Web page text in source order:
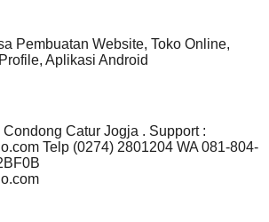
Pembuatan Website, Toko Online,
Aplikasi Android
Catur Jogja . Support :
Telp (0274) 2801204 WA 081-804-